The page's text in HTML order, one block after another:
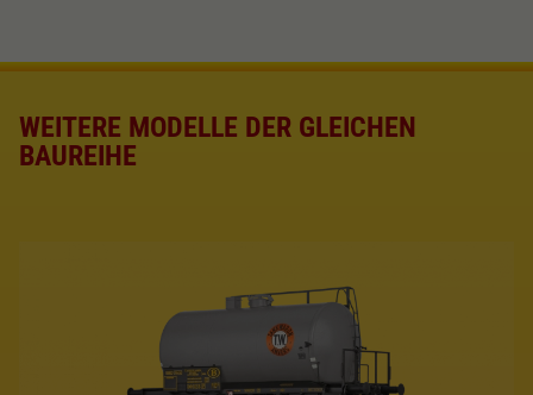
WEITERE MODELLE DER GLEICHEN
BAUREIHE